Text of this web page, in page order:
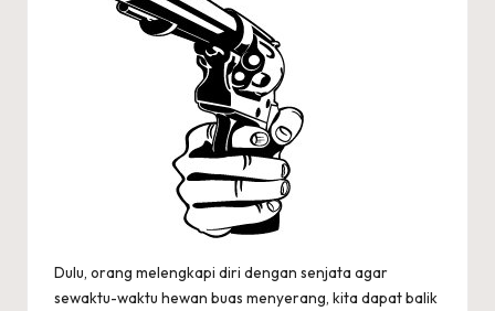
Dulu, orang melengkapi diri dengan senjata agar
sewaktu-waktu hewan buas menyerang, kita dapat balik